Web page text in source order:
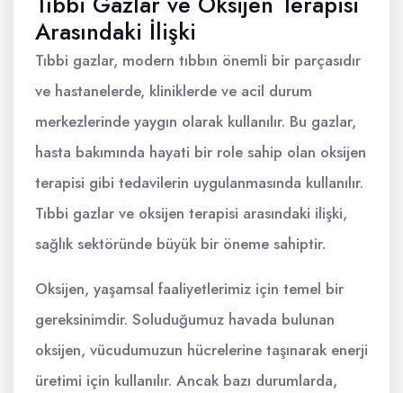
Arasındaki İlişki
Tıbbi gazlar, modern tıbbın önemli bir parçasıdır
ve hastanelerde, kliniklerde ve acil durum
merkezlerinde yaygın olarak kullanılır. Bu gazlar,
hasta bakımında hayati bir role sahip olan oksijen
terapisi gibi tedavilerin uygulanmasında kullanılır.
Tıbbi gazlar ve oksijen terapisi arasındaki ilişki,
sağlık sektöründe büyük bir öneme sahiptir.
Oksijen, yaşamsal faaliyetlerimiz için temel bir
gereksinimdir. Soluduğumuz havada bulunan
oksijen, vücudumuzun hücrelerine taşınarak enerji
üretimi için kullanılır. Ancak bazı durumlarda,